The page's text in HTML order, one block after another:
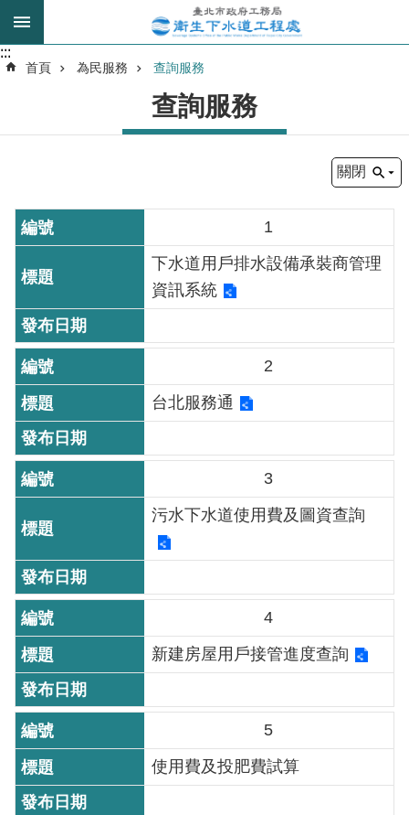
跳到主要內容區塊
進
的
身
是
公
告
訊
息
機
關
介
業
務
資
訊
政
府
資
訊
公
開
:::
:::
首頁 為民服務 查詢服務
查詢服務
關閉
1
下水道用戶排水設備承裝商管理
資訊系統
2
台北服務通
3
污水下水道使用費及圖資查詢
4
新建房屋用戶接管進度查詢
5
使用費及投肥費試算